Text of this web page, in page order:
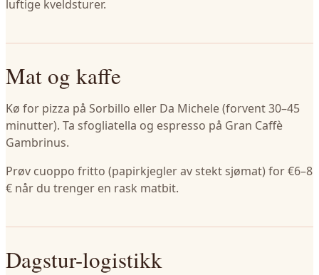
luftige kveldsturer.
Mat og kaffe
Kø for pizza på Sorbillo eller Da Michele (forvent 30–45
minutter). Ta sfogliatella og espresso på Gran Caffè
Gambrinus.
Prøv cuoppo fritto (papirkjegler av stekt sjømat) for €6–8
€ når du trenger en rask matbit.
Dagstur-logistikk